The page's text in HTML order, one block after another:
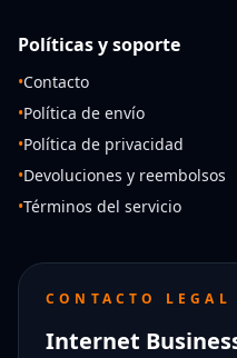
Políticas y soporte
•Contacto
•Política de envío
•Política de privacidad
•Devoluciones y reembolsos
•Términos del servicio
CONTACTO LEGAL
Internet